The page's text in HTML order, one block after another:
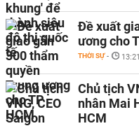
Đề xuất
ương cho
THỜI SỰ -
Chủ tịch
nhân Mai
HCM